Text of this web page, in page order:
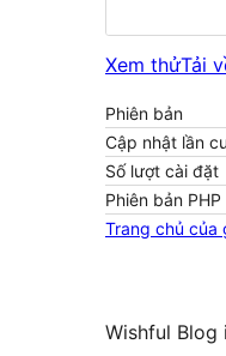
Xem thửTải
Phiên bản
Cập nhật lần
Số lượt cài đặt
Phiên bản PHP
Trang chủ của
Wishful Blog